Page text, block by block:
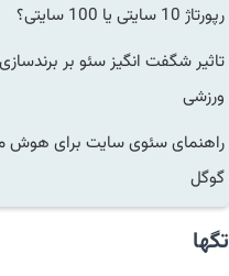
رپورتاژ 10 سایتی یا 100 سایتی؟
تاثیر شگفت انگیز سئو بر برندسازی
ورزشی
راهنمای سئوی سایت برای هوش
گوگل
تگها